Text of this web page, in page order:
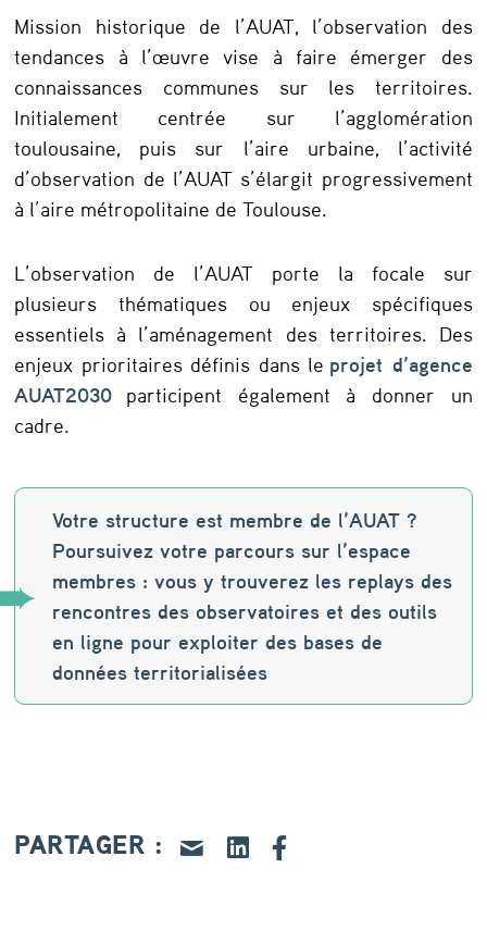
s
o
b
s
e
r
a
t
o
i
r
s
Mission historique de l’AUAT, l’observation des
tendances à l’œuvre vise à faire émerger des
connaissances communes sur les territoires.
Initialement centrée sur l’agglomération
toulousaine, puis sur l’aire urbaine, l’activité
d’observation de l’AUAT s’élargit progressivement
à l’aire métropolitaine de Toulouse.
L’observation de l’AUAT porte la focale sur
plusieurs thématiques ou enjeux spécifiques
essentiels à l’aménagement des territoires. Des
enjeux prioritaires définis dans le projet d’agence
AUAT2030 participent également à donner un
cadre.
Votre structure est membre de l’AUAT ?
Poursuivez votre parcours sur l’espace
membres : vous y trouverez les replays des
rencontres des observatoires et des outils
en ligne pour exploiter des bases de
données territorialisées
PARTAGER :